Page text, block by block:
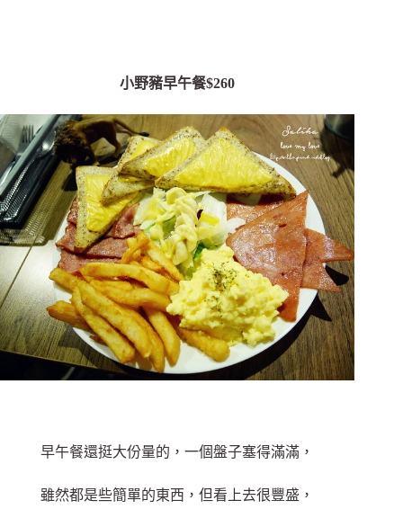
小野豬早午餐$260
早午餐還挺大份量的，一個盤子塞得滿滿，
雖然都是些簡單的東西，但看上去很豐盛，